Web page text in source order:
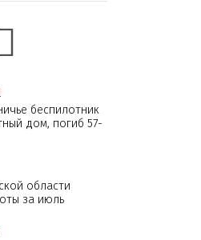
беспилотник
дом, погиб 57-
области
за июль